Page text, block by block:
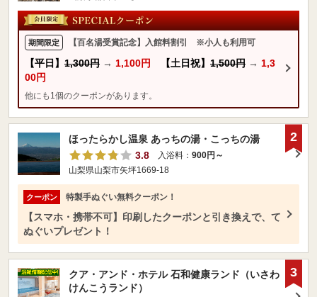
期間限定 【百名湯受賞記念】入館料割引 ※小人も利用可
【平日】 1,300円 → 1,100円 【土日祝】 1,500円 → 1,3
00円
他にも1個のクーポンがあります。
ほったらかし温泉 あっちの湯・こっちの湯
3.8
入浴料： 900円～
山梨県山梨市矢坪1669-18
クーポン 特製手ぬぐい無料クーポン！
【スマホ・携帯不可】印刷したクーポンと引き換えで、て
ぬぐいプレゼント！
2
クア・アンド・ホテル 石和健康ランド（いさわ
けんこうランド）
3